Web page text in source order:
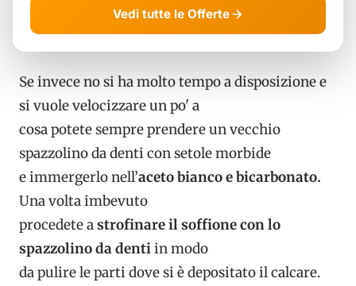
Spazzolino imbevuto di aceto
Se invece no si ha molto tempo a disposizione e
si vuole velocizzare un po' a
cosa potete sempre prendere un vecchio
spazzolino da denti con setole morbide
e immergerlo nell’aceto bianco e bicarbonato.
Una volta imbevuto
procedete astrofinare il soffione con lo
spazzolino da dentiin modo
da pulire le parti dove si è depositato il calcare.
Vedi tutte le Offerte